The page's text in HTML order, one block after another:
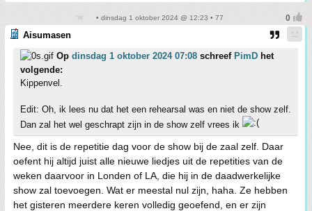
• dinsdag 1 oktober 2024 @ 12:23 • 77
Aisumasen
Op dinsdag 1 oktober 2024 07:08 schreef PimD het
volgende:
Kippenvel.
Edit: Oh, ik lees nu dat het een rehearsal was en niet de show zelf.
Dan zal het wel geschrapt zijn in de show zelf vrees ik
Nee, dit is de repetitie dag voor de show bij de zaal zelf. Daar
oefent hij altijd juist alle nieuwe liedjes uit de repetities van de
weken daarvoor in Londen of LA, die hij in de daadwerkelijke
show zal toevoegen. Wat er meestal nul zijn, haha. Ze hebben
het gisteren meerdere keren volledig geoefend, en er zijn